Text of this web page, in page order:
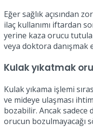
Eğer sağlık açısından
ilaç kullanımı iftardan
yerine kaza orucu
veya doktora danışmak
Kulak yıkatmak
Kulak yıkama işlemi
ve mideye ulaşması
bozabilir. Ancak sadece
orucun bozulmayacağı